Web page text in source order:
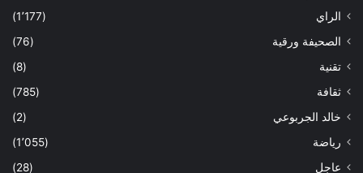
الراي
(1٬177)
الصحيفة ورقية
(76)
تقنية
(8)
ثقافة
(785)
خالد الجربوعي
(2)
رياضة
(1٬055)
عاجل
(28)